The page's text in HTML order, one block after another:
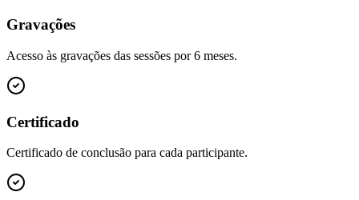
Gravações
Acesso às gravações das sessões por 6 meses.
Certificado
Certificado de conclusão para cada participante.